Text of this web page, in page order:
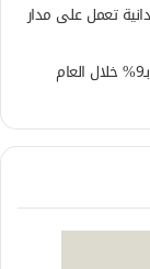
تعمل على مدار
مجلس الوزراء: الاقتصاد يواصل التعافي ونمو متوقع بـ9% خلال العام